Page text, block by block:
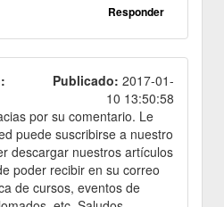
Responder
Publicado: 2017-01-
10 13:50:58
por su comentario. Le
puede suscribirse a nuestro
descargar nuestros artículos
poder recibir en su correo
de cursos, eventos de